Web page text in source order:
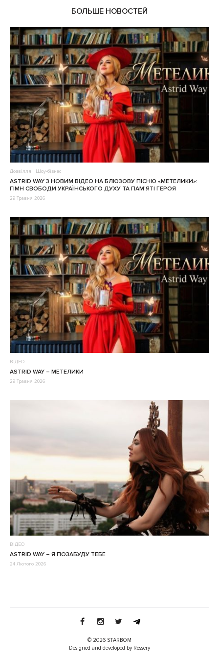
БОЛЬШЕ НОВОСТЕЙ
Дозвілля Шоу-бізнес
ASTRID WAY З НОВИМ ВІДЕО НА БЛЮЗОВУ ПІСНЮ «МЕТЕЛИКИ»:
ГІМН СВОБОДИ УКРАЇНСЬКОГО ДУХУ ТА ПАМ’ЯТІ ГЕРОЯ
29 Травня 2026
ВІДЕО
ASTRID WAY – МЕТЕЛИКИ
29 Травня 2026
ВІДЕО
ASTRID WAY – Я ПОЗАБУДУ ТЕБЕ
24 Лютого 2026
© 2026 STARBOM
Designed and developed by Rossery